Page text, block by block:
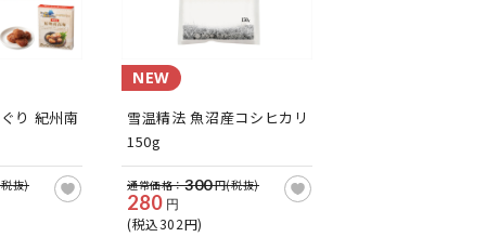
り 紀州南
抜)
NEW
雪温精法 魚沼産コシヒカリ
150g
通常価格：300円(税抜)
280 円
(税込302円)